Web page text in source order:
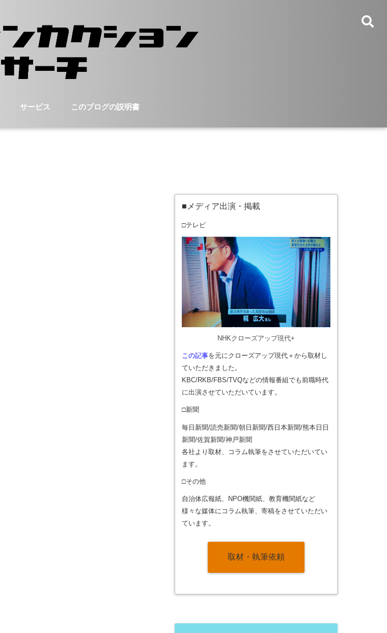
サービス このブログの説明書
■メディア出演・掲載
□テレビ
NHKクローズアップ現代+
この記事を元にクローズアップ現代＋から取材し
ていただきました。
KBC/RKB/FBS/TVQなどの情報番組でも前職時代
に出演させていただいています。
□新聞
毎日新聞/読売新聞/朝日新聞/西日本新聞/熊本日日
新聞/佐賀新聞/神戸新聞
各社より取材、コラム執筆をさせていただいてい
ます。
□その他
自治体広報紙、NPO機関紙、教育機関紙など
様々な媒体にコラム執筆、寄稿をさせていただい
ています。
取材・執筆依頼